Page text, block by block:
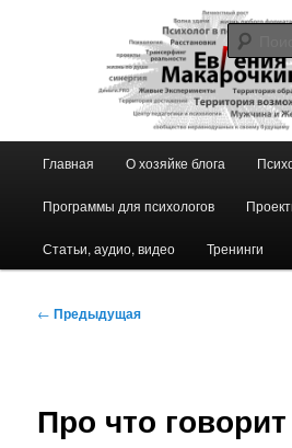
Блог ЕвГении
Главная О хозяйке блога
Программы для психологов
Статьи, аудио, видео Тренинги
Навигация
← Предыдущая
Про что